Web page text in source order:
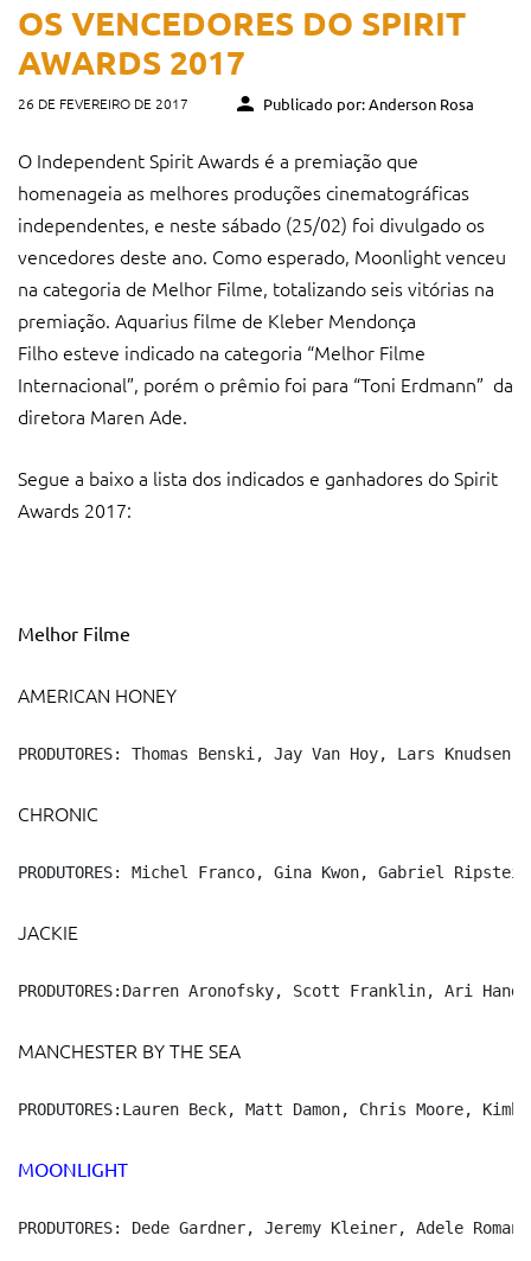
OS VENCEDORES DO SPIRIT
AWARDS 2017
26 DE FEVEREIRO DE 2017 Publicado por: Anderson Rosa
O Independent Spirit Awards é a premiação que
homenageia as melhores produções cinematográficas
independentes, e neste sábado (25/02) foi divulgado os
vencedores deste ano. Como esperado, Moonlight venceu
na categoria de Melhor Filme, totalizando seis vitórias na
premiação. Aquarius filme de Kleber Mendonça
Filho esteve indicado na categoria “Melhor Filme
Internacional”, porém o prêmio foi para “Toni Erdmann” da
diretora Maren Ade.
Segue a baixo a lista dos indicados e ganhadores do Spirit
Awards 2017:
Melhor Filme
AMERICAN HONEY
PRODUTORES: Thomas Benski, Jay Van Hoy, Lars
CHRONIC
PRODUTORES: Michel Franco, Gina Kwon, Gabriel
JACKIE
PRODUTORES:Darren Aronofsky, Scott Franklin, Ari
MANCHESTER BY THE SEA
PRODUTORES:Lauren Beck, Matt Damon, Chris Moore,
MOONLIGHT
PRODUTORES: Dede Gardner, Jeremy Kleiner, Adele